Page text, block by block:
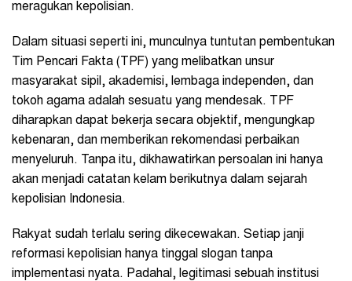
meragukan kepolisian.
Dalam situasi seperti ini, munculnya tuntutan pembentukan
Tim Pencari Fakta (TPF) yang melibatkan unsur
masyarakat sipil, akademisi, lembaga independen, dan
tokoh agama adalah sesuatu yang mendesak. TPF
diharapkan dapat bekerja secara objektif, mengungkap
kebenaran, dan memberikan rekomendasi perbaikan
menyeluruh. Tanpa itu, dikhawatirkan persoalan ini hanya
akan menjadi catatan kelam berikutnya dalam sejarah
kepolisian Indonesia.
Rakyat sudah terlalu sering dikecewakan. Setiap janji
reformasi kepolisian hanya tinggal slogan tanpa
implementasi nyata. Padahal, legitimasi sebuah institusi